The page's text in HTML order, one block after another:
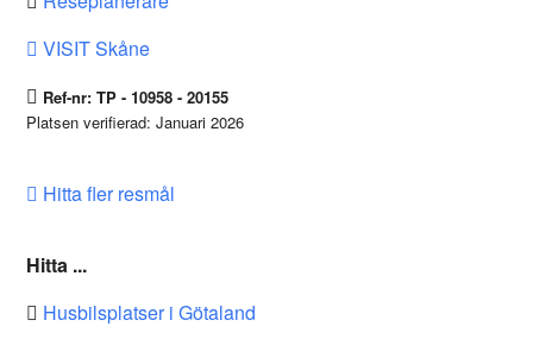
VISIT Skåne
Ref-nr: TP - 10958 - 20155
Platsen verifierad: Januari 2026
Hitta fler resmål
Hitta ...
Husbilsplatser i Götaland